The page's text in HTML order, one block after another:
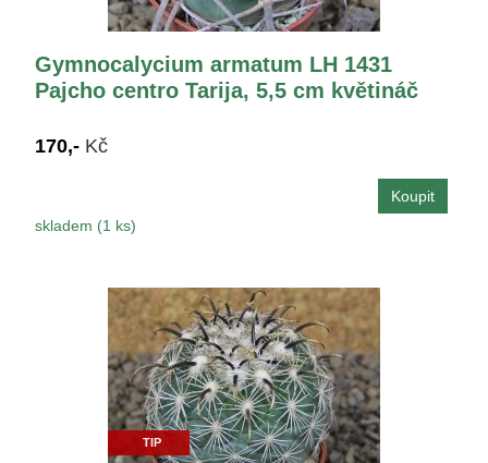
Gymnocalycium armatum LH 1431
Pajcho centro Tarija, 5,5 cm květináč
170,- Kč
skladem (1 ks)
TIP